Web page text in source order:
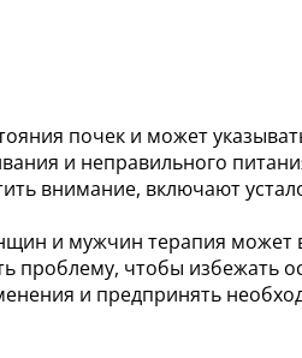
почек и может
и неправильного
внимание, включают
и мужчин терапия может
проблему, чтобы избежать
и предпринять